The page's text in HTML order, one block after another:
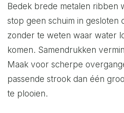
Bedek brede metalen ribben
stop geen schuim in gesloten
zonder te weten waar water
komen. Samendrukken
Maak voor scherpe
passende strook dan één
te plooien.